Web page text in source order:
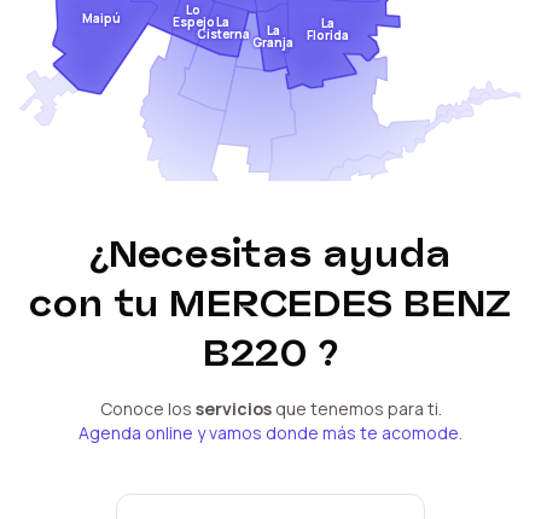
Maipú La
Cisterna
Lo
Espejo
La
Granja
La
Florida
¿Necesitas ayuda
con tu MERCEDES BENZ
B220 ?
Conoce los servicios que tenemos para ti.
Agenda online y vamos donde más te acomode.